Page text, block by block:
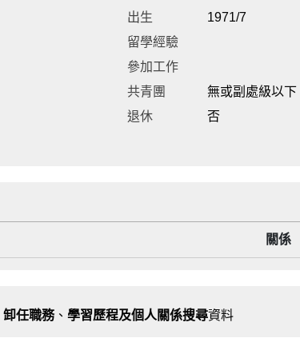
出生 1971/7
留學經驗
參加工作
共青團 無或副處級以下
退休 否
關係
卸任職務、 學習歷程及個人關係搜尋資料